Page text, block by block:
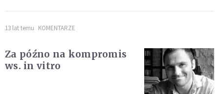
13 lat temu KOMENTARZE
Za późno na kompromis
ws. in vitro